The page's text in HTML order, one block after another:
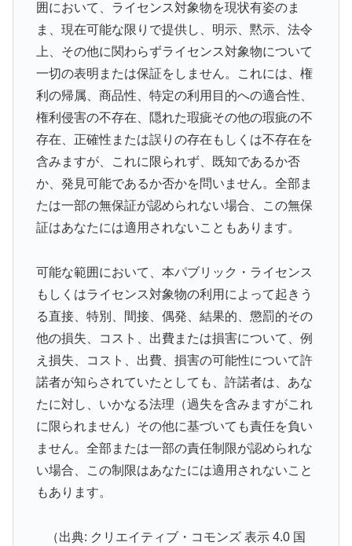
囲において、ライセンス対象物を現状有姿のま
ま、現在可能な限りで提供し、明示、黙示、法令
上、その他に関わらずライセンス対象物について
一切の表明または保証をしません。これには、権
利の帰属、商品性、特定の利用目的への適合性、
権利侵害の不存在、隠れた瑕疵その他の瑕疵の不
存在、正確性または誤りの存在もしくは不存在を
含みますが、これに限られず、既知であるか否
か、発見可能であるか否かを問いません。全部ま
たは一部の無保証が認められない場合、この無保
証はあなたには適用されないこともあります。
可能な範囲において、本パブリック・ライセンス
もしくはライセンス対象物の利用によって起きう
る直接、特別、間接、偶発、結果的、懲罰的その
他の損失、コスト、出費または損害について、例
え損失、コスト、出費、損害の可能性について許
諾者が知らされていたとしても、許諾者は、あな
たに対し、いかなる法理（過失を含みますがこれ
に限られません）その他に基づいても責任を負い
ません。全部または一部の責任制限が認められな
い場合、この制限はあなたには適用されないこと
もあります。
（出典: クリエイティブ・コモンズ 表示 4.0 国